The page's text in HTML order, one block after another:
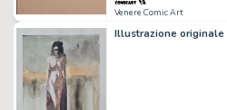
Venere Comic Art